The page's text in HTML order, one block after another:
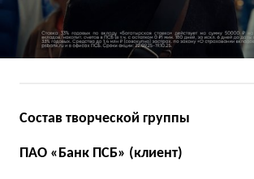
Состав творческой группы
ПАО «Банк ПСБ» (клиент)